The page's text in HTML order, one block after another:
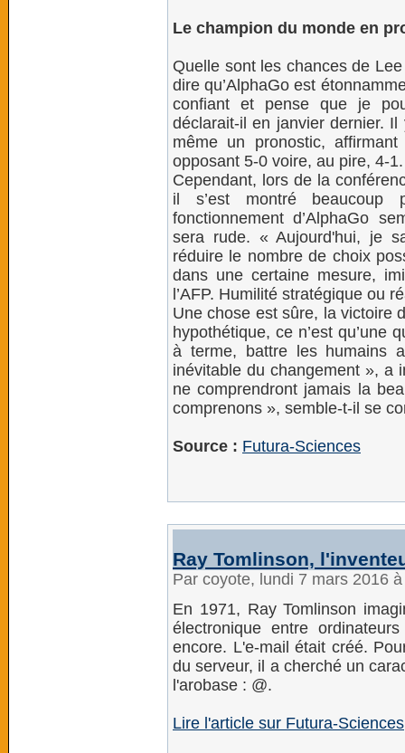
Le champion du monde en
Quelle sont les chances de
dire qu’AlphaGo est
confiant et pense que je
déclarait-il en janvier dernier.
même un pronostic,
opposant 5-0 voire, au pire, 4-1.
Cependant, lors de la
il s’est montré beaucoup
fonctionnement d’AlphaGo
sera rude. « Aujourd'hui, je
réduire le nombre de choix
dans une certaine mesure,
l’AFP. Humilité stratégique ou
Une chose est sûre, la victoire
hypothétique, ce n’est qu’une
à terme, battre les humains
inévitable du changement », a
ne comprendront jamais la
comprenons », semble-t-il se
Source : Futura-Sciences
Ray Tomlinson,
Par coyote, lundi 7 mars 2016
En 1971, Ray Tomlinson
électronique entre
encore. L'e-mail était créé.
du serveur, il a cherché un
l'arobase : @.
Lire l'article sur Futura-Sciences